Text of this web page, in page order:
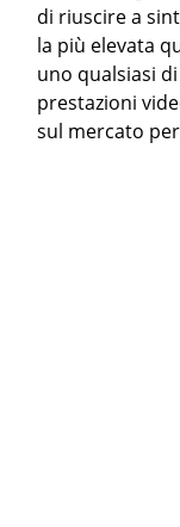
di riuscire a
la più elevata
uno qualsiasi
prestazioni
sul mercato